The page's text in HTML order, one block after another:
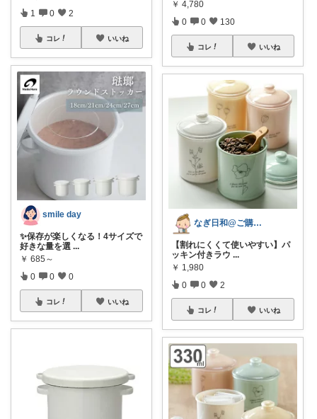
1 0 2
コレ いいね
smile day
✨保存が楽しくなる！4サイズで
好きな量を選 ...
￥ 685～
0 0 0
コレ いいね
￥ 4,780
0 0 130
コレ いいね
なぎ日和@ご購入に心から感謝致します。
【割れにくくて使いやすい】パ
ッキン付きラウ ...
￥ 1,980
0 0 2
コレ いいね